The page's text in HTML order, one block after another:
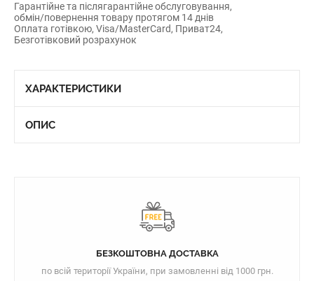
Гарантійне та післягарантійне обслуговування,
обмін/повернення товару протягом 14 днів
Оплата готівкою, Visa/MasterCard, Приват24,
Безготівковий розрахунок
ХАРАКТЕРИСТИКИ
ОПИС
БЕЗКОШТОВНА ДОСТАВКА
по всій території України, при замовленні від 1000 грн.